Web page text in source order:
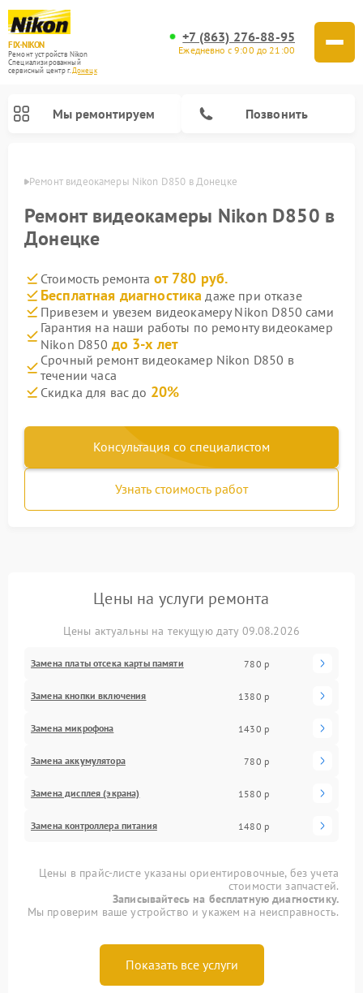
FIX-NIKON
Ремонт устройств Nikon
Специализированный
cервисный центр г.Донецк
+7 (863) 276-88-95
Ежедневно с 9:00 до 21:00
Мы ремонтируем Позвонить
Ремонт видеокамеры Nikon D850 в Донецке
Ремонт видеокамеры Nikon D850 в
Донецке
Стоимость ремонта от 780 руб.
Бесплатная диагностика даже при отказе
Привезем и увезем видеокамеру Nikon D850 сами
Гарантия на наши работы по ремонту видеокамер
Nikon D850 до 3-х лет
Срочный ремонт видеокамер Nikon D850 в
течении часа
Скидка для вас до 20%
Консультация со специалистом
Узнать стоимость работ
Цены на услуги ремонта
Цены актуальны на текущую дату 09.08.2026
Замена платы отсека карты памяти 780 р
Замена кнопки включения 1380 р
Замена микрофона 1430 р
Замена аккумулятора 780 р
Замена дисплея (экрана) 1580 р
Замена контроллера питания 1480 р
Цены в прайс-листе указаны ориентировочные, без учета
стоимости запчастей.
Записывайтесь на бесплатную диагностику.
Мы проверим ваше устройство и укажем на неисправность.
Показать все услуги